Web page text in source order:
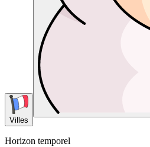
Villes
Horizon temporel